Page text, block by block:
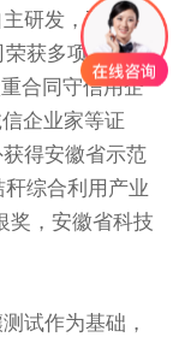
研发，正在建
荣获多项荣誉资
合同守信用企
企业家等证
得安徽省示范
综合利用产业
奖，安徽省科技
试作为基础，